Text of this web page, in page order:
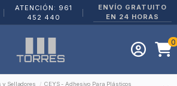
ATENCIÓN: 961
452 440
ENVÍO GRATUITO
EN 24 HORAS
0
y Selladores
CEYS - Adhesivo Para Plásticos